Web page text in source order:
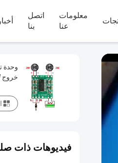
معلومات
عنا
اتصل
بنا
أخبار
فيديوهات ذات